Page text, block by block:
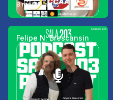
8 meses atrás
Felipe N. Brescansin